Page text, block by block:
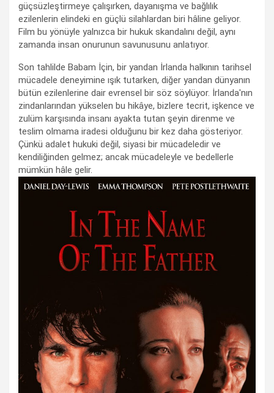
güçsüzleştirmeye çalışırken, dayanışma ve bağlılık
ezilenlerin elindeki en güçlü silahlardan biri hâline geliyor.
Film bu yönüyle yalnızca bir hukuk skandalını değil, aynı
zamanda insan onurunun savunusunu anlatıyor.
Son tahlilde Babam İçin, bir yandan İrlanda halkının tarihsel
mücadele deneyimine ışık tutarken, diğer yandan dünyanın
bütün ezilenlerine dair evrensel bir söz söylüyor. İrlanda'nın
zindanlarından yükselen bu hikâye, bizlere tecrit, işkence ve
zulüm karşısında insanı ayakta tutan şeyin direnme ve
teslim olmama iradesi olduğunu bir kez daha gösteriyor.
Çünkü adalet hukuki değil, siyasi bir mücadeledir ve
kendiliğinden gelmez; ancak mücadeleyle ve bedellerle
mümkün hâle gelir.